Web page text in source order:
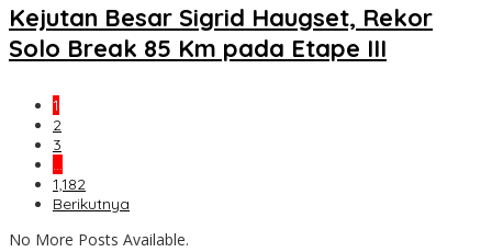
Kejutan Besar Sigrid Haugset, Rekor
Solo Break 85 Km pada Etape III
1
2
3
…
1,182
Berikutnya
No More Posts Available.